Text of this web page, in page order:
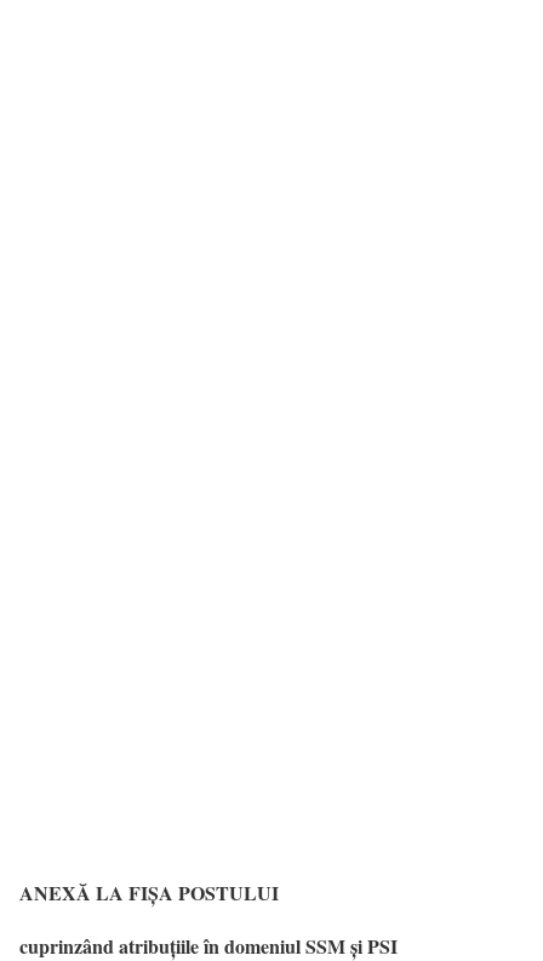
ANEXĂ LA FIȘA POSTULUI
cuprinzând atribuțiile în domeniul SSM și PSI